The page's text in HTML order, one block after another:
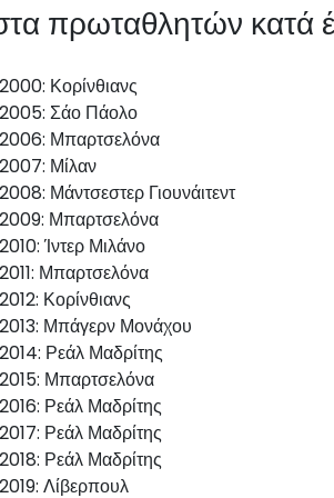
πρωταθλητών κατά
2000: Κορίνθιανς
2005: Σάο Πάολο
2006: Μπαρτσελόνα
2007: Μίλαν
2008: Μάντσεστερ Γιουνάιτεντ
2009: Μπαρτσελόνα
2010: Ίντερ Μιλάνο
2011: Μπαρτσελόνα
2012: Κορίνθιανς
2013: Μπάγερν Μονάχου
2014: Ρεάλ Μαδρίτης
2015: Μπαρτσελόνα
2016: Ρεάλ Μαδρίτης
2017: Ρεάλ Μαδρίτης
2018: Ρεάλ Μαδρίτης
2019: Λίβερπουλ